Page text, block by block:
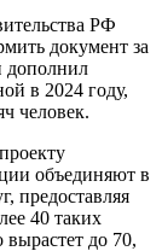
РФ
документ за
дополнил
в 2024 году,
человек.
объединяют в
предоставляя
40 таких
вырастет до 70,